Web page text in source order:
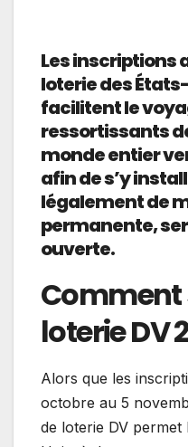
Les inscriptions
loterie des
facilitent le
ressortissants
monde entier
afin de s’y
légalement de
permanente,
ouverte.
Comment
loterie DV
Alors que les
octobre au 5
de loterie DV permet